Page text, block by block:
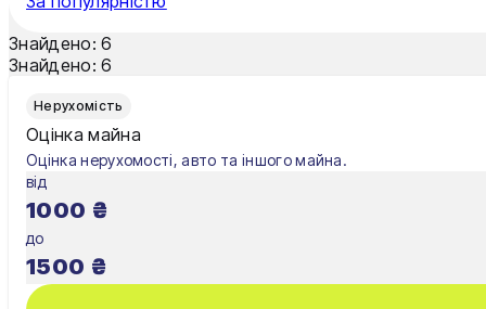
Нікополь
Одеса
Павлоград
Полтава
Знайдено: 6
Знайдено: 6
Нерухомість
Оцінка майна
Оцінка нерухомості, авто та іншого майна.
від
1000 ₴
до
1500 ₴